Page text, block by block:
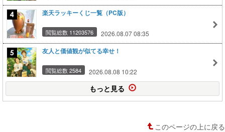
楽天ラッキーくじ一覧（PC版）
閲覧総数 11203576 2026.08.07 08:35
友人と価値観が似てる幸せ！
閲覧総数 2584 2026.08.08 10:22
もっと見る
このページの上に戻る